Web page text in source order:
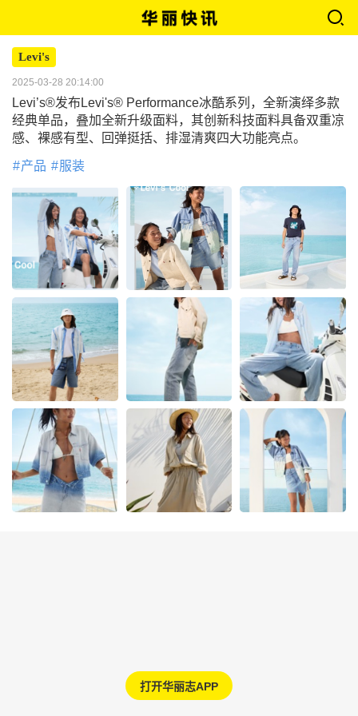
Levi's
2025-03-28 20:14:00
Levi’s®发布Levi's® Performance冰酷系列，全新演绎多款
经典单品，叠加全新升级面料，其创新科技面料具备双重凉
感、裸感有型、回弹挺括、排湿清爽四大功能亮点。
产品 服装
打开华丽志APP